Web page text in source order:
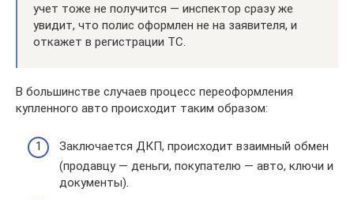
учет тоже не получится — инспектор сразу же
увидит, что полис оформлен не на заявителя, и
откажет в регистрации ТС.
В большинстве случаев процесс переоформления
купленного авто происходит таким образом:
Заключается ДКП, происходит взаимный обмен
(продавцу — деньги, покупателю — авто, ключи и
документы).